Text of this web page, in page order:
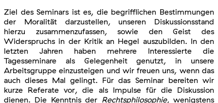
Ziel des Seminars ist es, die begrifflichen Bestimmungen
der Moralität darzustellen, unseren Diskussionsstand
hierzu zusammenzufassen, sowie den Geist des
Widerspruchs in der Kritik an Hegel auszubilden. In den
letzten Jahren haben mehrere Interessierte die
Tagesseminare als Gelegenheit genutzt, in unsere
Arbeitsgruppe einzusteigen und wir freuen uns, wenn das
auch dieses Mal gelingt. Für das Seminar bereiten wir
kurze Referate vor, die als Impulse für die Diskussion
dienen. Die Kenntnis der Rechtsphilosophie, wenigstens